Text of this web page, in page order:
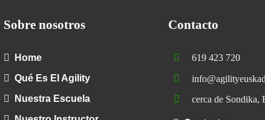
Sobre nosotros
Home
Qué Es El Agility
Nuestra Escuela
Contacto
619 423 720
cerca de Sondika,